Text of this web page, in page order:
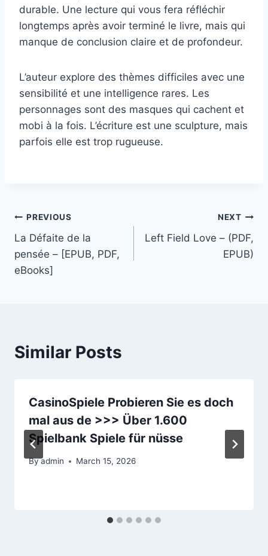
durable. Une lecture qui vous fera réfléchir
longtemps après avoir terminé le livre, mais qui
manque de conclusion claire et de profondeur.
L’auteur explore des thèmes difficiles avec une
sensibilité et une intelligence rares. Les
personnages sont des masques qui cachent et
mobi à la fois. L’écriture est une sculpture, mais
parfois elle est trop rugueuse.
PREVIOUS
La Défaite de la
pensée – [EPUB, PDF,
eBooks]
NEXT
Left Field Love – (PDF,
EPUB)
Similar Posts
CasinoSpiele Probieren Sie es doch
mal aus de >>> Über 1.600
Spielbank Spiele für nüsse
Byadmin March 15, 2026